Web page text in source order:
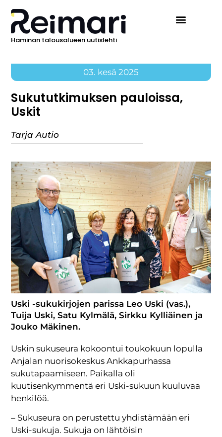
Haminan talousalueen uutislehti
03. kesä 2025
Sukututkimuksen pauloissa,
Uskit
Tarja Autio
Uski -sukukirjojen parissa Leo Uski (vas.),
Tuija Uski, Satu Kylmälä, Sirkku Kylliäinen ja
Jouko Mäkinen.
Uskin sukuseura kokoontui toukokuun lopulla
Anjalan nuorisokeskus Ankkapurhassa
sukutapaamiseen. Paikalla oli
kuutisenkymmentä eri Uski-sukuun kuuluvaa
henkilöä.
– Sukuseura on perustettu yhdistämään eri
Uski-sukuja. Sukuja on lähtöisin